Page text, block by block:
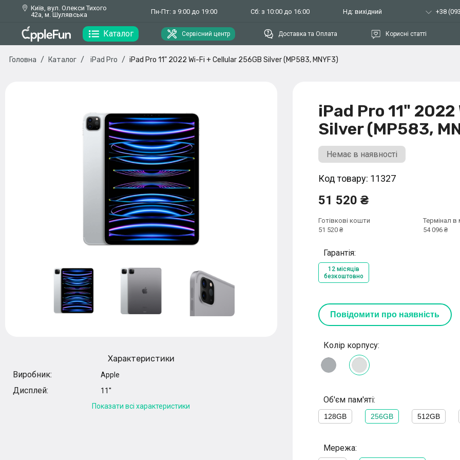
Київ, вул. Олекси Тихого
42а, м. Шулявська
Пн-Пт: з 9:00 до 19:00 Сб: з 10:00 до 16:00 Нд: вихідний +38
Каталог Сервісний центр Доставка та Оплата Корисні статті
Головна Каталог iPad Pro iPad Pro 11" 2022 Wi-Fi + Cellular 256GB Silver (MP583, MNYF3)
iPad Pro 11"
Silver (MP583,
Немає в наявності
Код товару: 11327
51 520 ₴
Готівкові кошти
51 520 ₴
Термінал в
54 096 ₴
Гарантія:
12 місяців
безкоштовно
Повідомити про наявність
Колір корпусу:
Об'єм пам'яті:
128GB 256GB 512GB
Мережа:
Характеристики
Виробник:
Apple
Дисплей:
11''
Показати всі характеристики